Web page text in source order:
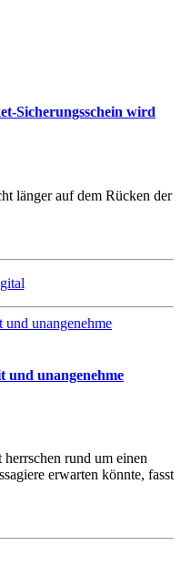
Sicherungsschein wird
länger auf dem Rücken der
und unangenehme
rund um einen
erwarten könnte, fasst